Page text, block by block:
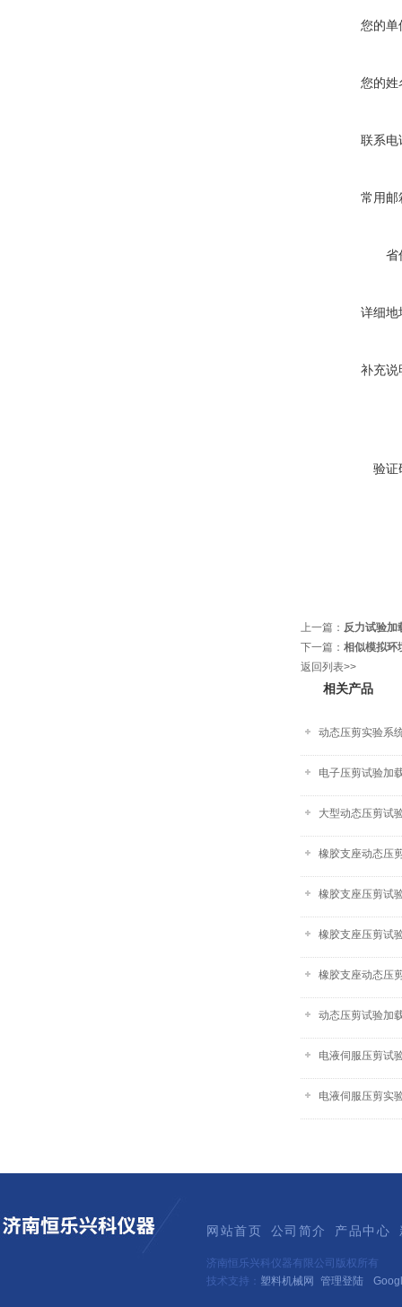
您的单
您的姓
联系电
常用邮
省
详细地
补充说
验证
上一篇： 反力试验加
下一篇： 相似模拟环
返回列表>>
相关产品
动态压剪实验系
电子压剪试验加
大型动态压剪试
橡胶支座动态压
橡胶支座压剪试
橡胶支座压剪试
橡胶支座动态压
动态压剪试验加
电液伺服压剪试
电液伺服压剪实
网站首页 公司简介 产品中心
济南恒乐兴科仪器有限公司版权所有
技术支持： 塑料机械网 管理登陆